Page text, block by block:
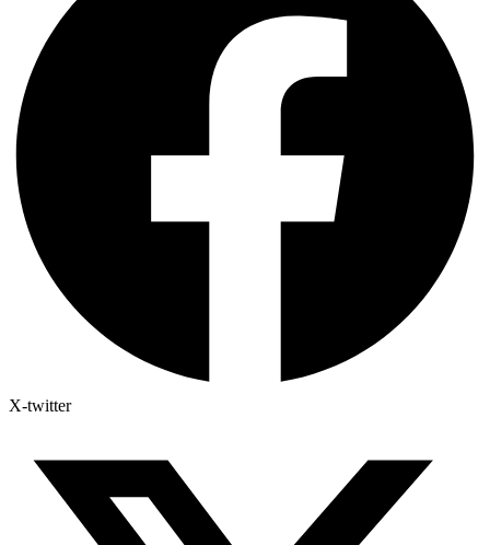
X-twitter